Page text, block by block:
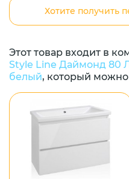
Хотите получить
Этот товар входит в
Style Line Даймонд 80
белый, который можно